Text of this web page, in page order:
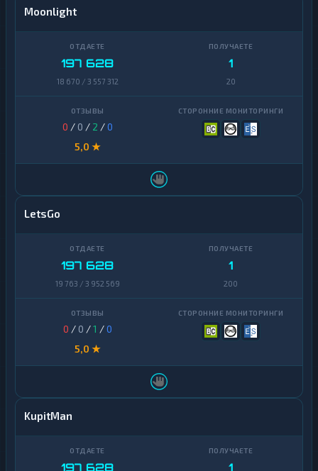
Moonlight
197 628
18 670 / 3 557 312
1
20
0 / 0 / 2 /0
5,0 ★
LetsGo
197 628
19 763 / 3 952 569
1
200
0 / 0 /1 /0
5,0 ★
KupitMan
197 628 1